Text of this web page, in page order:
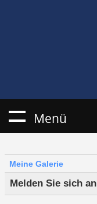
Menü
Meine Galerie
Melden Sie sich an